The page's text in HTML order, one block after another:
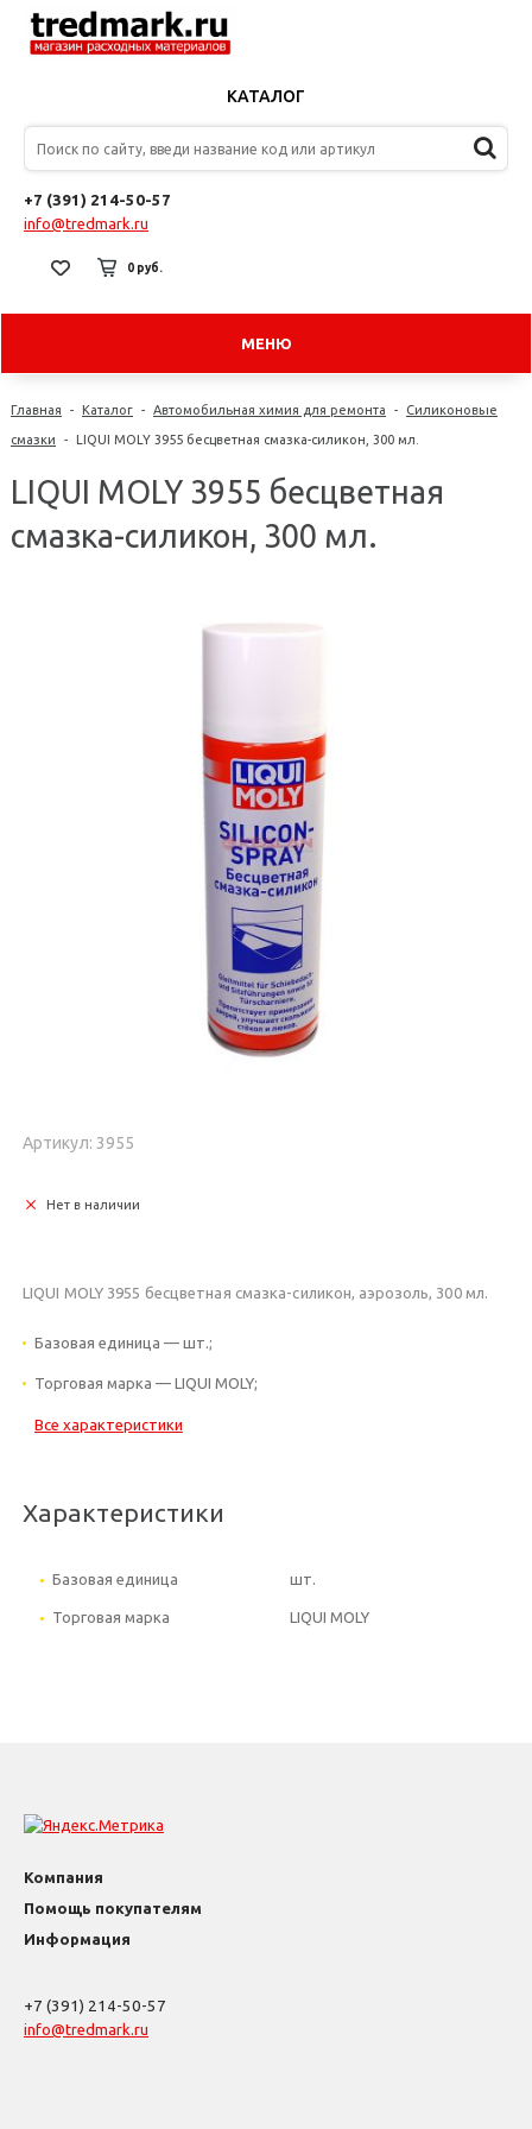
КАТАЛОГ
+7 (391) 214-50-57
info@tredmark.ru
0 руб.
МЕНЮ
Главная - Каталог - Автомобильная химия для ремонта - Силиконовые
смазки - LIQUI MOLY 3955 бесцветная смазка-силикон, 300 мл.
LIQUI MOLY 3955 бесцветная
смазка-силикон, 300 мл.
Артикул: 3955
Нет в наличии
LIQUI MOLY 3955 бесцветная смазка-силикон, аэрозоль, 300 мл.
Базовая единица — шт.;
Торговая марка — LIQUI MOLY;
Все характеристики
Характеристики
Базовая единица шт.
Торговая марка LIQUI MOLY
Компания
Помощь покупателям
Информация
+7 (391) 214-50-57
info@tredmark.ru